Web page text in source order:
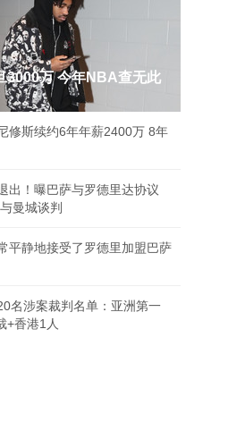
3000万 今年NBA查无此
修斯续约6年年薪2400万 8年
出！曝巴萨与罗德里达协议
曼城谈判
平静地接受了罗德里加盟巴萨
名涉案裁判名单：亚洲第一
+香港1人